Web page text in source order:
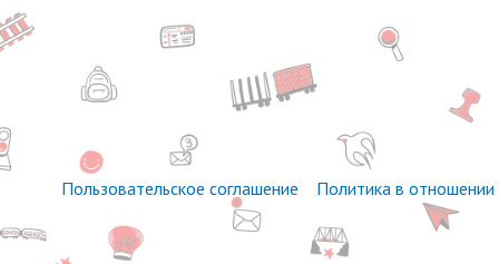
Пользовательское соглашение Политика в